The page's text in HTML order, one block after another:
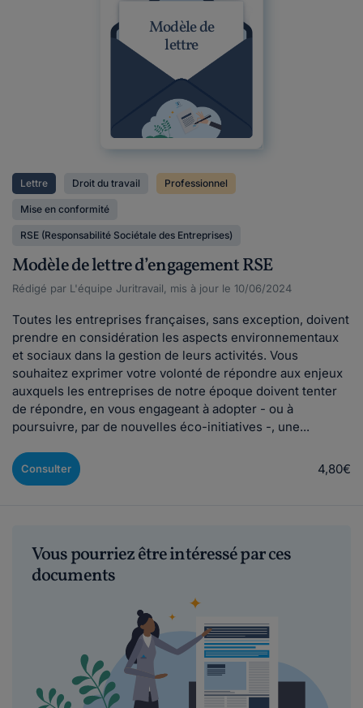
Modèle de
lettre
Lettre Droit du travail Professionnel
Mise en conformité
RSE (Responsabilité Sociétale des Entreprises)
Modèle de lettre d’engagement RSE
Rédigé par L'équipe Juritravail, mis à jour le 10/06/2024
Toutes les entreprises françaises, sans exception, doivent
prendre en considération les aspects environnementaux
et sociaux dans la gestion de leurs activités. Vous
souhaitez exprimer votre volonté de répondre aux enjeux
auxquels les entreprises de notre époque doivent tenter
de répondre, en vous engageant à adopter - ou à
poursuivre, par de nouvelles éco-initiatives -, une...
Consulter 4,80€
Vous pourriez être intéressé par ces
documents